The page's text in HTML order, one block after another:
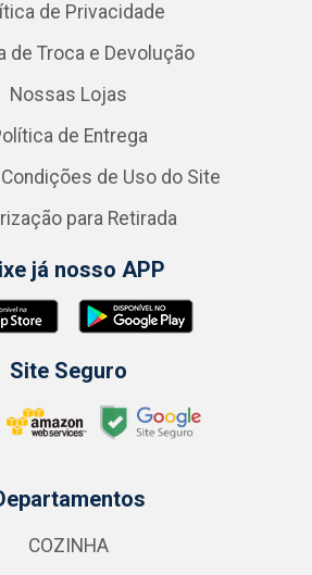
de Privacidade
de Troca e Devolução
Nossas Lojas
de Entrega
de Uso do Site
para Retirada
já nosso APP
Site Seguro
COZINHA